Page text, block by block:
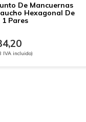
De Mancuernas
Hexagonal De
1 Pares
IVA incluido)